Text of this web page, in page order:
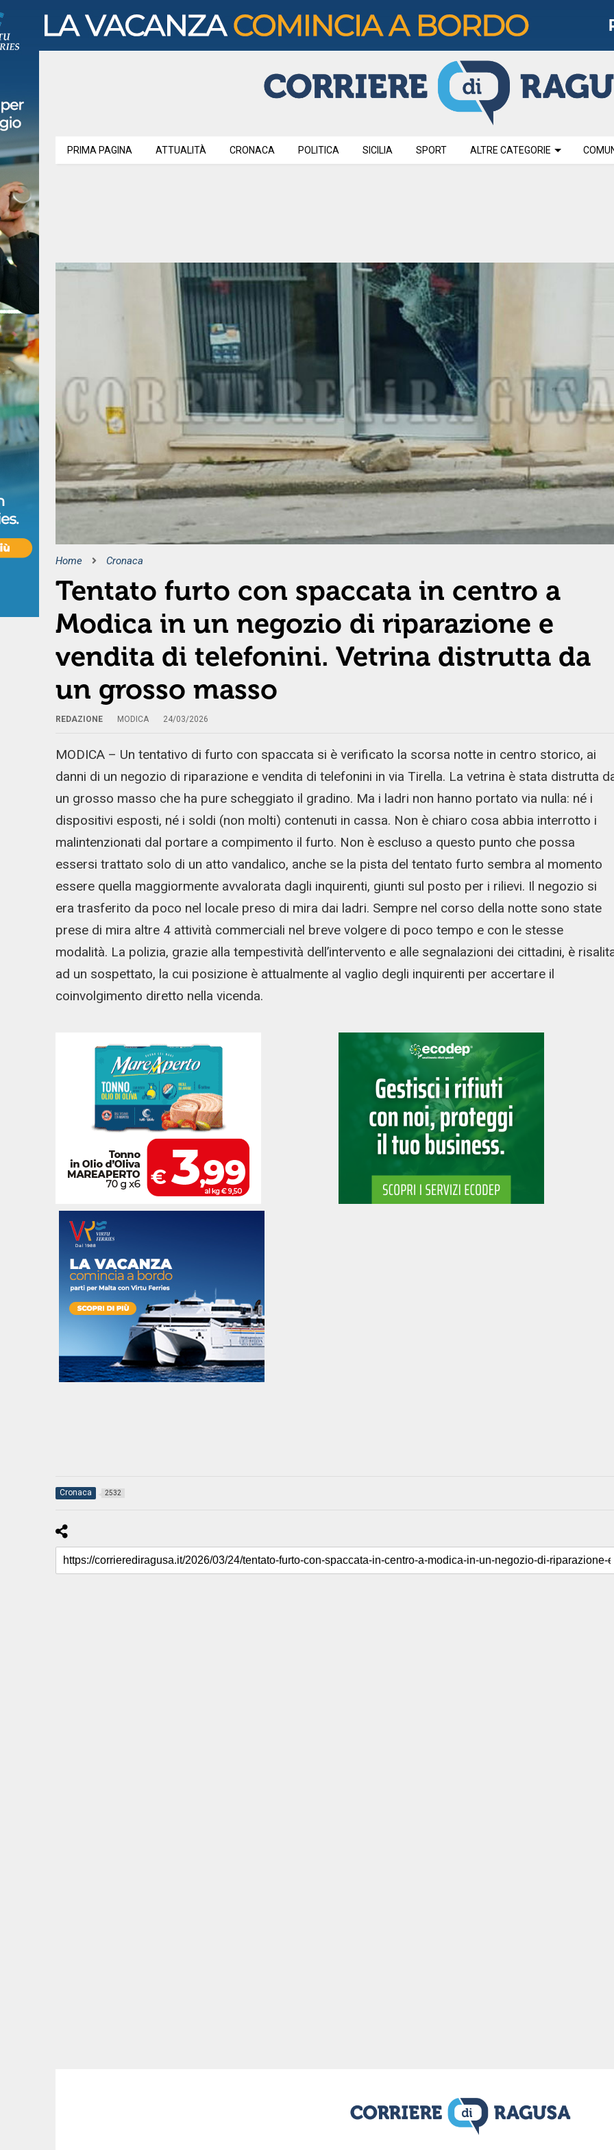
PRIMA PAGINA ATTUALITÀ CRONACA POLITICA SICILIA SPORT ALTRE CATEGORIE
Home Cronaca
Tentato furto con spaccata in centro a
Modica in un negozio di riparazione e
vendita di telefonini. Vetrina distrutta da
un grosso masso
REDAZIONE MODICA 24/03/2026
MODICA – Un tentativo di furto con spaccata si è verificato la scorsa notte in centro storico, ai
danni di un negozio di riparazione e vendita di telefonini in via Tirella. La vetrina è stata distrutta
un grosso masso che ha pure scheggiato il gradino. Ma i ladri non hanno portato via nulla: né i
dispositivi esposti, né i soldi (non molti) contenuti in cassa. Non è chiaro cosa abbia interrotto i
malintenzionati dal portare a compimento il furto. Non è escluso a questo punto che possa
essersi trattato solo di un atto vandalico, anche se la pista del tentato furto sembra al momento
essere quella maggiormente avvalorata dagli inquirenti, giunti sul posto per i rilievi. Il negozio si
era trasferito da poco nel locale preso di mira dai ladri. Sempre nel corso della notte sono state
prese di mira altre 4 attività commerciali nel breve volgere di poco tempo e con le stesse
modalità. La polizia, grazie alla tempestività dell’intervento e alle segnalazioni dei cittadini, è
ad un sospettato, la cui posizione è attualmente al vaglio degli inquirenti per accertare il
coinvolgimento diretto nella vicenda.
Cronaca 2532